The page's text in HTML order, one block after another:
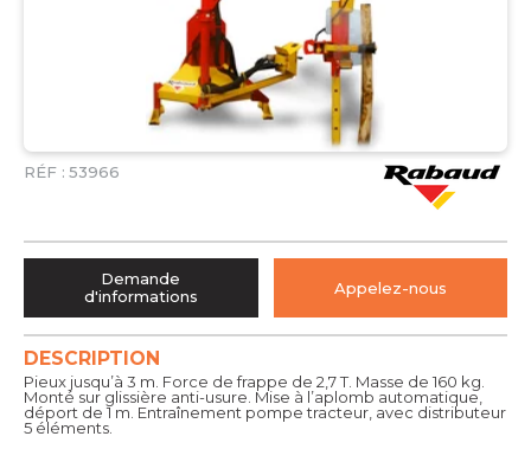
RÉF : 53966
DESCRIPTION
Pieux jusqu’à 3 m. Force de frappe de 2,7 T. Masse de 160 kg.
Monté sur glissière anti-usure. Mise à l’aplomb automatique,
déport de 1 m. Entraînement pompe tracteur, avec distributeur
5 éléments.
Demande
d'informations
Appelez-nous